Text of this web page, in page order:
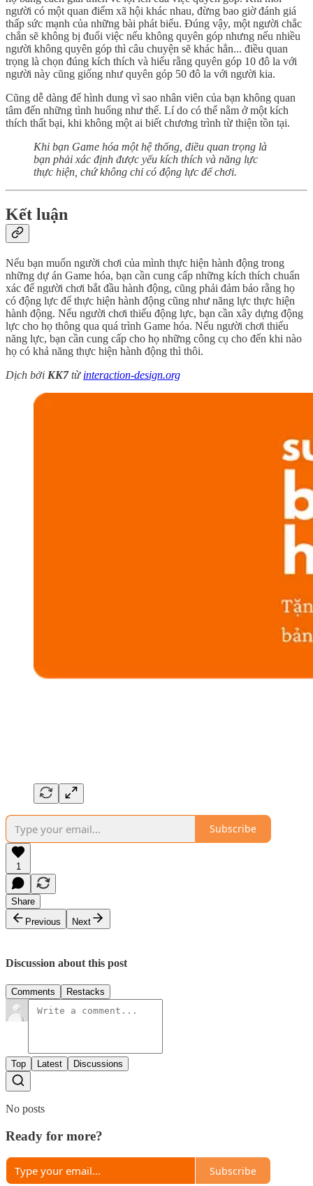
người có một quan điểm xã hội khác nhau, đừng bao giờ đánh giá
thấp sức mạnh của những bài phát biểu. Đúng vậy, một người chắc
chắn sẽ không bị đuổi việc nếu không quyên góp nhưng nếu nhiều
người không quyên góp thì câu chuyện sẽ khác hẳn... điều quan
trọng là chọn đúng kích thích và hiểu rằng quyên góp 10 đô la với
người này cũng giống như quyên góp 50 đô la với người kia.
Cũng dễ dàng để hình dung vì sao nhân viên của bạn không quan
tâm đến những tình huống như thế. Lí do có thể nằm ở một kích
thích thất bại, khi không một ai biết chương trình từ thiện tồn tại.
Khi bạn Game hóa một hệ thống, điều quan trọng là
bạn phải xác định được yếu kích thích và năng lực
thực hiện, chứ không chỉ có động lực để chơi.
Kết luận
Nếu bạn muốn người chơi của mình thực hiện hành động trong
những dự án Game hóa, bạn cần cung cấp những kích thích chuẩn
xác để người chơi bắt đầu hành động, cũng phải đảm bảo rằng họ
có động lực để thực hiện hành động cũng như năng lực thực hiện
hành động. Nếu người chơi thiếu động lực, bạn cần xây dựng động
lực cho họ thông qua quá trình Game hóa. Nếu người chơi thiếu
năng lực, bạn cần cung cấp cho họ những công cụ cho đến khi nào
họ có khả năng thực hiện hành động thì thôi.
Dịch bởi KK7từ interaction-design.org
Subscribe
1
Share
Previous
Next
Discussion about this post
Comments Restacks
Top Latest Discussions
No posts
Ready for more?
Subscribe